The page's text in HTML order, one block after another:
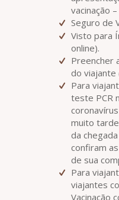
vacinação
Seguro de
Visto para
online).
Preencher
do viajante
Para
teste PCR
muito
da
confiram
de sua
Para
viajantes
Vacinação